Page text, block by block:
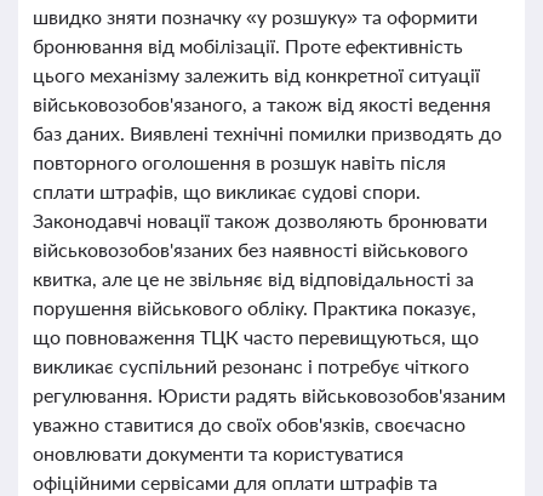
швидко зняти позначку «у розшуку» та оформити
бронювання від мобілізації. Проте ефективність
цього механізму залежить від конкретної ситуації
військовозобов'язаного, а також від якості ведення
баз даних. Виявлені технічні помилки призводять до
повторного оголошення в розшук навіть після
сплати штрафів, що викликає судові спори.
Законодавчі новації також дозволяють бронювати
військовозобов'язаних без наявності військового
квитка, але це не звільняє від відповідальності за
порушення військового обліку. Практика показує,
що повноваження ТЦК часто перевищуються, що
викликає суспільний резонанс і потребує чіткого
регулювання. Юристи радять військовозобов'язаним
уважно ставитися до своїх обов'язків, своєчасно
оновлювати документи та користуватися
офіційними сервісами для оплати штрафів та